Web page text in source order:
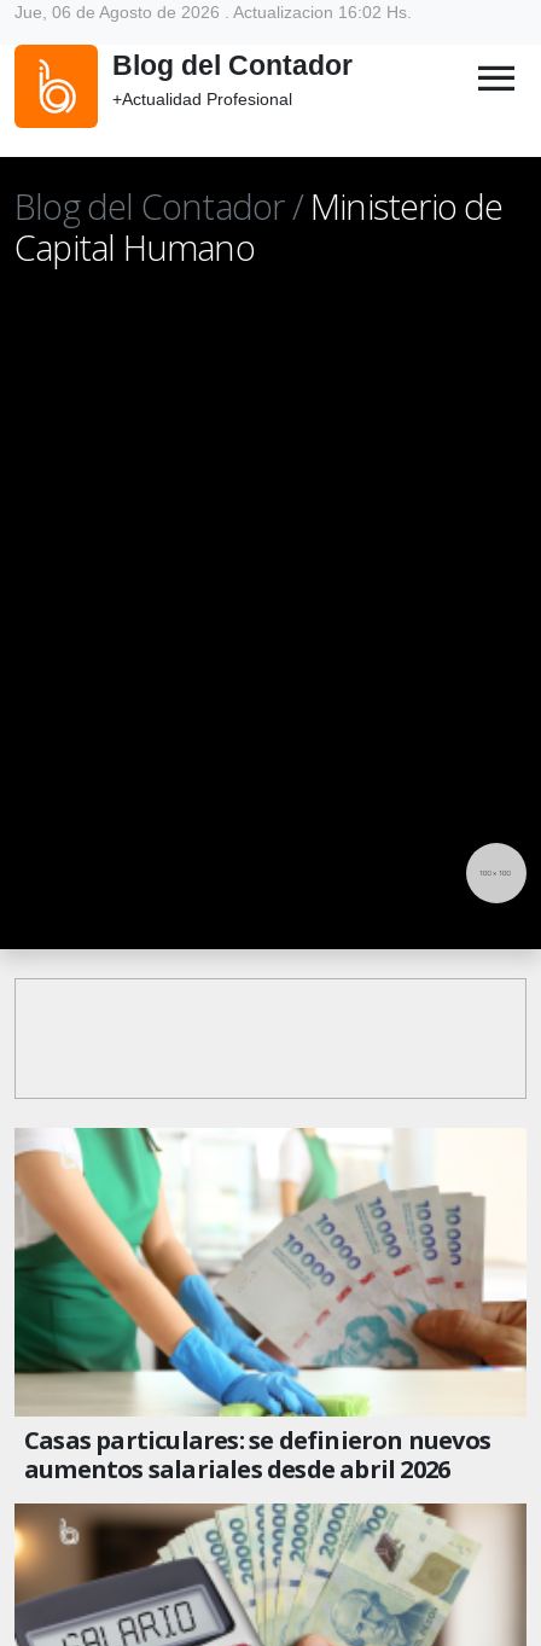
Jue, 06 de Agosto de 2026 . Actualizacion 16:02 Hs.
Blog del Contador
+Actualidad Profesional menu
Blog del Contador /Ministerio de
Capital Humano
Casas particulares: se definieron nuevos
aumentos salariales desde abril 2026